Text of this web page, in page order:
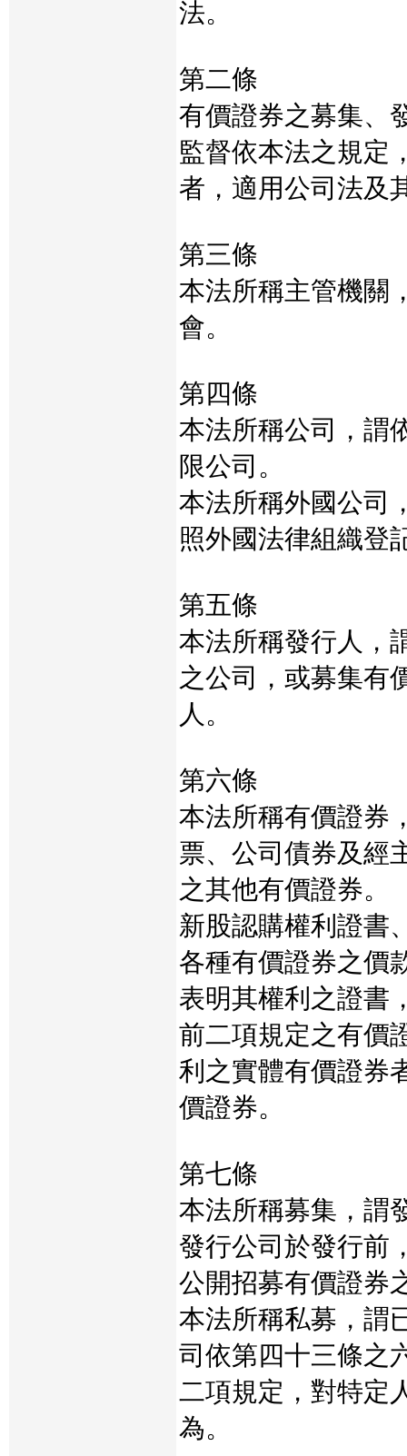
法。
第二條
有價證券之募集、
監督依本法之規定
者，適用公司法及
第三條
本法所稱主管機關
會。
第四條
本法所稱公司，謂
限公司。
本法所稱外國公司
照外國法律組織登
第五條
本法所稱發行人，
之公司，或募集有
人。
第六條
本法所稱有價證券
票、公司債券及經
之其他有價證券。
新股認購權利證書
各種有價證券之價
表明其權利之證書
前二項規定之有價
利之實體有價證券
價證券。
第七條
本法所稱募集，謂
發行公司於發行前
公開招募有價證券
本法所稱私募，謂
司依第四十三條之
二項規定，對特定
為。